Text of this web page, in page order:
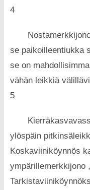
4
se paikoilleentiukka
se on
vähän leikkiä
5
ylöspäin
Koskaviiniköynnös
ympärillemerkkijono